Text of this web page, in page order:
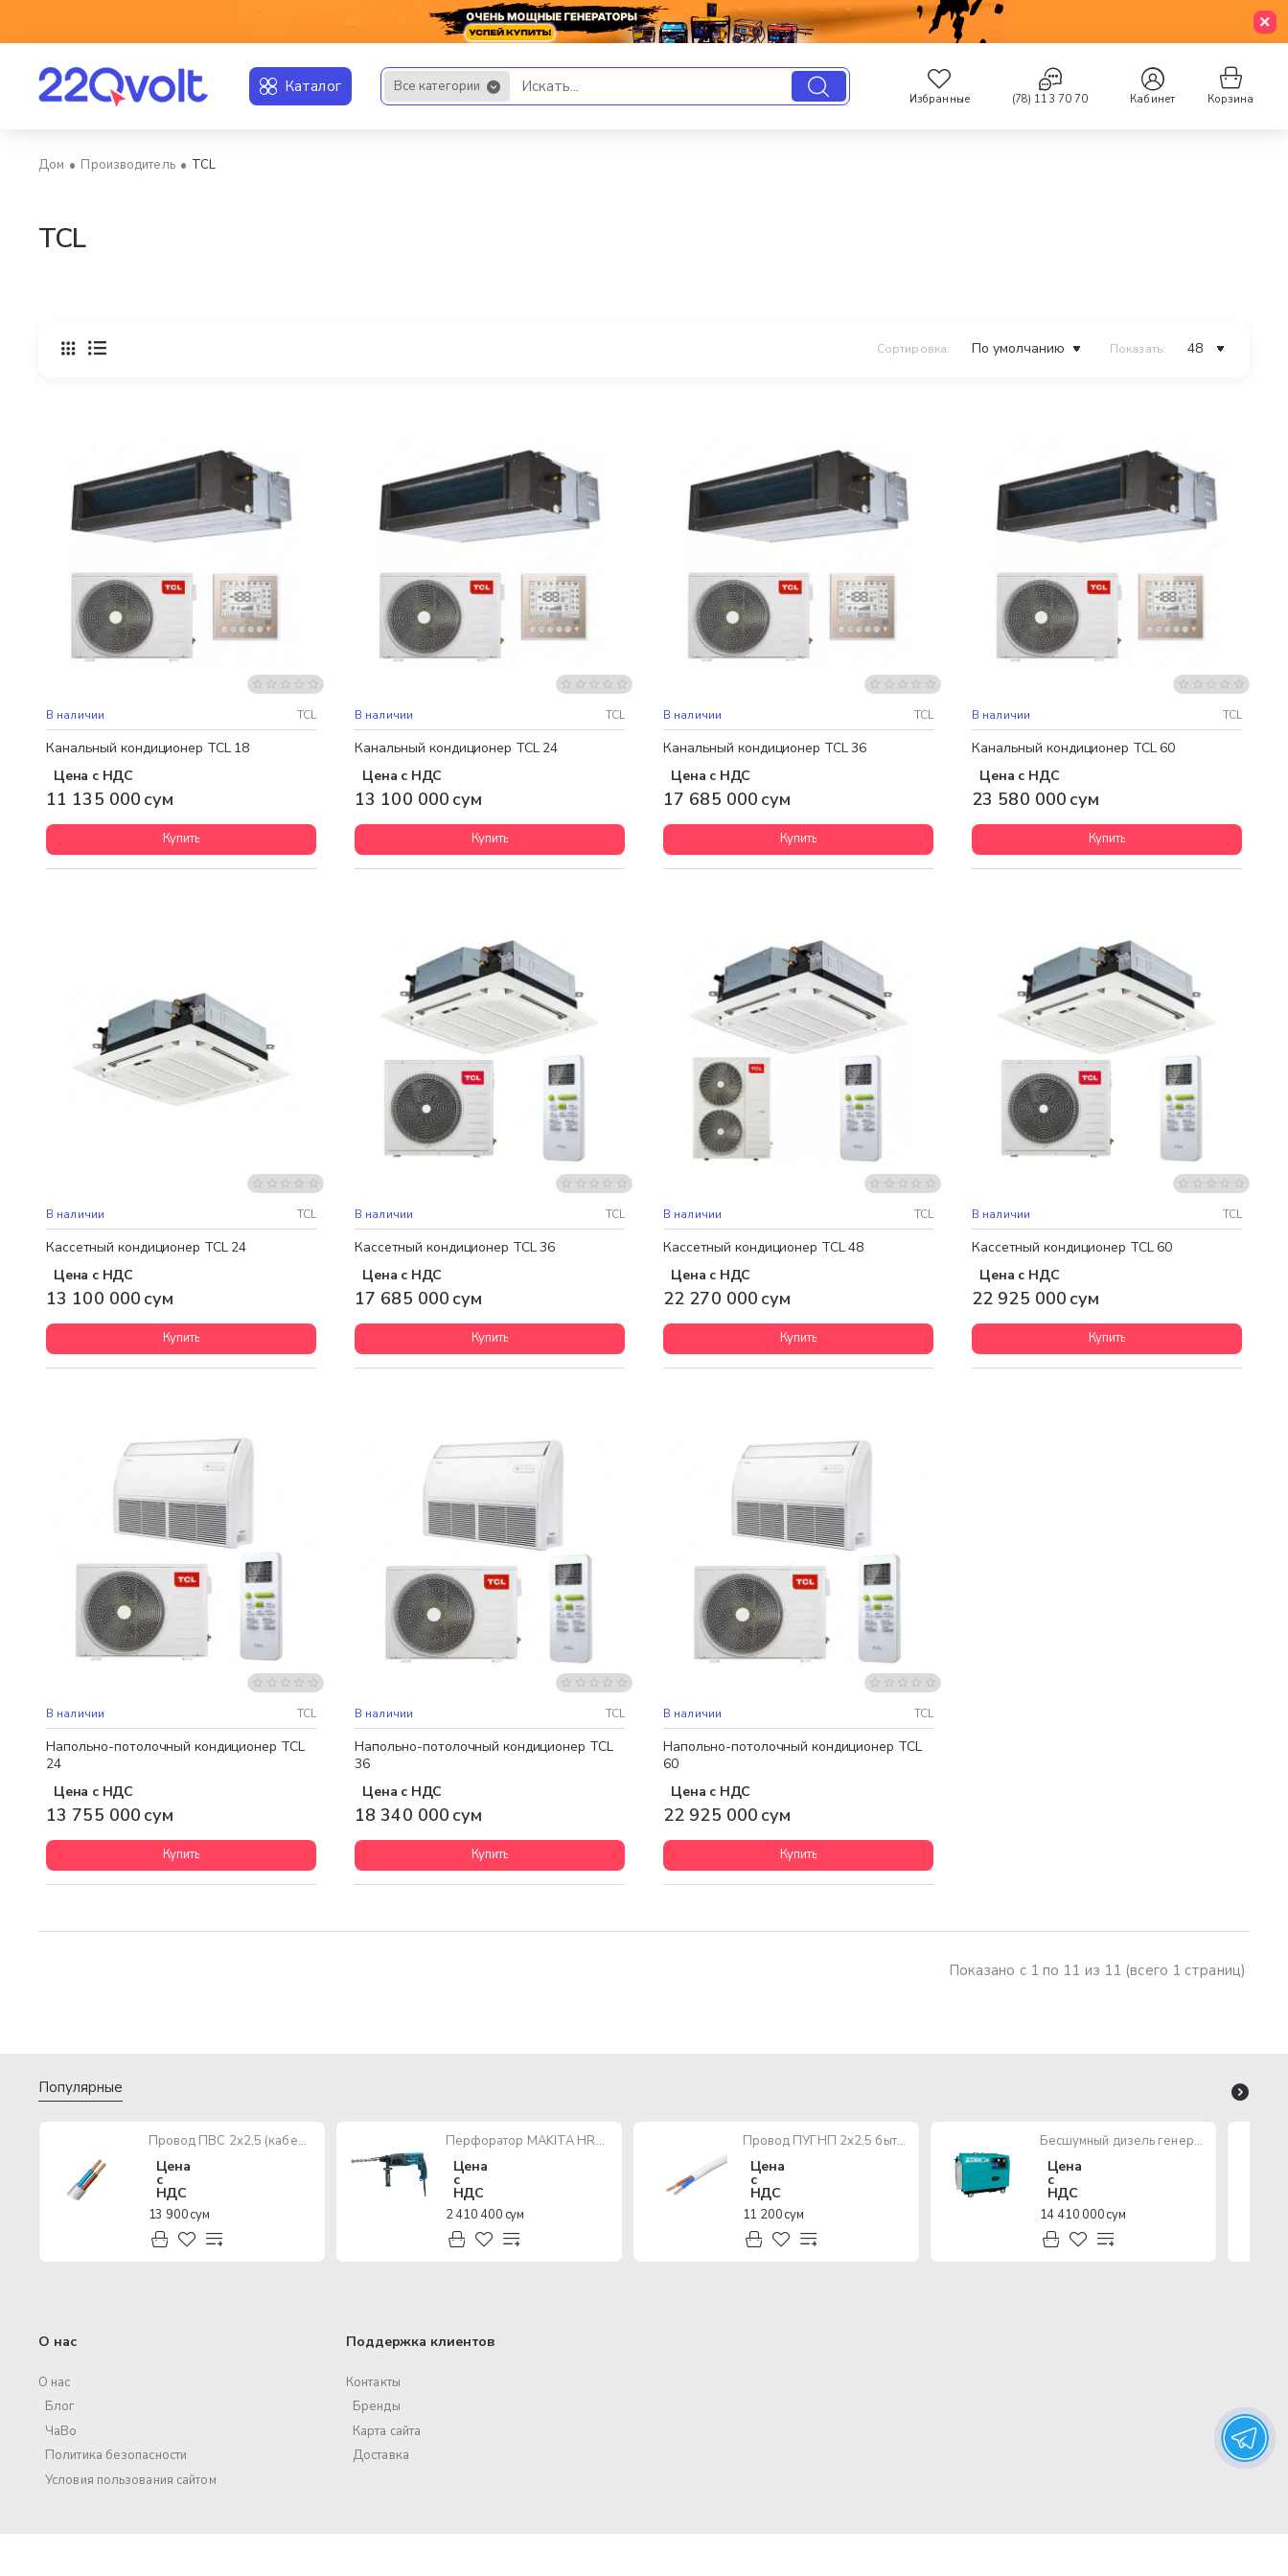
Каталог Все категории
Искать... Избранные (78) 113 70 70 Кабинет Корзина
TCL
Производитель TCL
Сортировка: Показать:
Бесплатная доставка
В наличии TCL
Канальный кондиционер TCL 18
Цена с НДС
11 135 000 сум
Купить
Бесплатная доставка
В наличии TCL
Канальный кондиционер TCL 24
Цена с НДС
13 100 000 сум
Купить
Бесплатная доставка
В наличии TCL
Канальный кондиционер TCL 36
Цена с НДС
17 685 000 сум
Купить
Бесплатная доставка
В наличии TCL
Канальный кондиционер TCL 60
Цена с НДС
23 580 000 сум
Купить
Бесплатная доставка
В наличии TCL
Кассетный кондиционер TCL 24
Цена с НДС
13 100 000 сум
Купить
Бесплатная доставка
В наличии TCL
Кассетный кондиционер TCL 36
Цена с НДС
17 685 000 сум
Купить
Бесплатная доставка
В наличии TCL
Кассетный кондиционер TCL 48
Цена с НДС
22 270 000 сум
Купить
Бесплатная доставка
В наличии TCL
Кассетный кондиционер TCL 60
Цена с НДС
22 925 000 сум
Купить
Бесплатная доставка
В наличии TCL
Напольно-потолочный кондиционер TCL
24
Цена с НДС
13 755 000 сум
Купить
Бесплатная доставка
В наличии TCL
Напольно-потолочный кондиционер TCL
36
Цена с НДС
18 340 000 сум
Купить
Бесплатная доставка
В наличии TCL
Напольно-потолочный кондиционер TCL
60
Цена с НДС
22 925 000 сум
Купить
Показано с 1 по 11 из 11 (всего 1 страниц)
Популярные
Провод ПВС 2х2,5 (кабель медный многожильный)
Цена
с
НДС
13 900 сум
Перфоратор MAKITA HR2470 780W SDS-Plus
Цена
с
НДС
2 410 400 сум
Провод ПУГНП 2х2,5 бытового назначения (многожильный)
Цена
с
НДС
11 200 сум
Бесшумный дизель генератор TOTAL TP250001
Цена
с
НДС
14 410 000 сум
О нас
О нас
Блог
ЧаВо
Политика безопасности
Условия пользования сайтом
Поддержка клиентов
Контакты
Бренды
Карта сайта
Доставка